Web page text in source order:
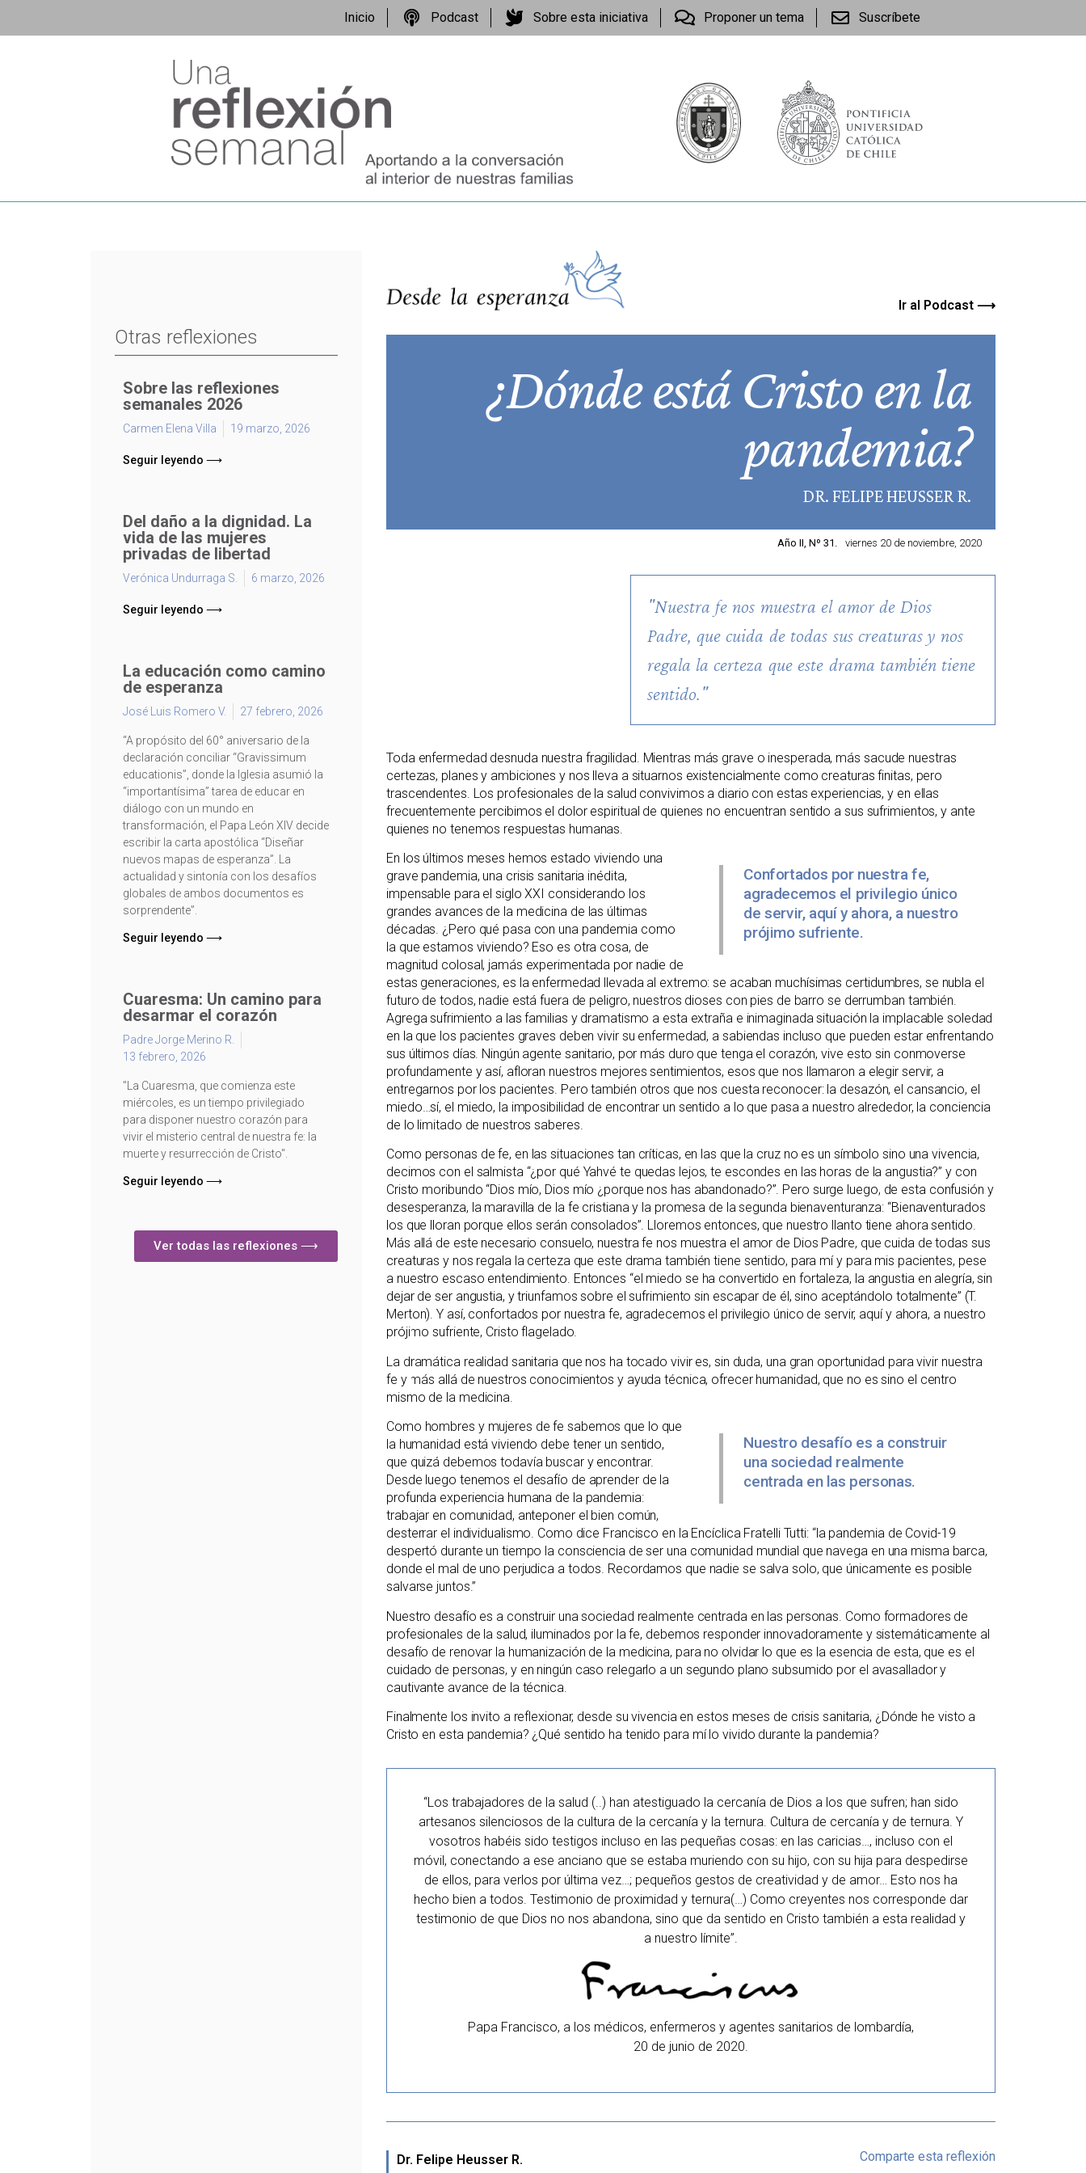
Inicio Podcast Sobre esta iniciativa Proponer un tema Suscríbete
Otras reflexiones
Sobre las reflexiones
semanales 2026
Carmen Elena Villa 19 marzo, 2026
Seguir leyendo ⟶
Del daño a la dignidad. La
vida de las mujeres
privadas de libertad
Verónica Undurraga S. 6 marzo, 2026
Seguir leyendo ⟶
La educación como camino
de esperanza
José Luis Romero V. 27 febrero, 2026
“A propósito del 60° aniversario de la
declaración conciliar “Gravissimum
educationis”, donde la Iglesia asumió la
“importantísima” tarea de educar en
diálogo con un mundo en
transformación, el Papa León XIV decide
escribir la carta apostólica “Diseñar
nuevos mapas de esperanza”. La
actualidad y sintonía con los desafíos
globales de ambos documentos es
sorprendente”.
Seguir leyendo ⟶
Cuaresma: Un camino para
desarmar el corazón
Padre Jorge Merino R.
13 febrero, 2026
"La Cuaresma, que comienza este
miércoles, es un tiempo privilegiado
para disponer nuestro corazón para
vivir el misterio central de nuestra fe: la
muerte y resurrección de Cristo".
Seguir leyendo ⟶
Ver todas las reflexiones ⟶
Ir al Podcast ⟶
¿Dónde está Cristo en la
pandemia?
DR. FELIPE HEUSSER R.
Año II, Nº 31. viernes 20 de noviembre, 2020
"Nuestra fe nos muestra el amor de Dios
Padre, que cuida de todas sus creaturas y nos
regala la certeza que este drama también tiene
sentido."
Toda enfermedad desnuda nuestra fragilidad. Mientras más grave o inesperada, más sacude nuestras
certezas, planes y ambiciones y nos lleva a situarnos existencialmente como creaturas finitas, pero
trascendentes. Los profesionales de la salud convivimos a diario con estas experiencias, y en ellas
frecuentemente percibimos el dolor espiritual de quienes no encuentran sentido a sus sufrimientos, y ante
quienes no tenemos respuestas humanas.
Confortados por nuestra fe,
agradecemos el privilegio único
de servir, aquí y ahora, a nuestro
prójimo sufriente.
En los últimos meses hemos estado viviendo una
grave pandemia, una crisis sanitaria inédita,
impensable para el siglo XXI considerando los
grandes avances de la medicina de las últimas
décadas. ¿Pero qué pasa con una pandemia como
la que estamos viviendo? Eso es otra cosa, de
magnitud colosal, jamás experimentada por nadie de
estas generaciones, es la enfermedad llevada al extremo: se acaban muchísimas certidumbres, se nubla el
futuro de todos, nadie está fuera de peligro, nuestros dioses con pies de barro se derrumban también.
Agrega sufrimiento a las familias y dramatismo a esta extraña e inimaginada situación la implacable soledad
en la que los pacientes graves deben vivir su enfermedad, a sabiendas incluso que pueden estar enfrentando
sus últimos días. Ningún agente sanitario, por más duro que tenga el corazón, vive esto sin conmoverse
profundamente y así, afloran nuestros mejores sentimientos, esos que nos llamaron a elegir servir, a
entregarnos por los pacientes. Pero también otros que nos cuesta reconocer: la desazón, el cansancio, el
miedo…sí, el miedo, la imposibilidad de encontrar un sentido a lo que pasa a nuestro alrededor, la conciencia
de lo limitado de nuestros saberes.
Como personas de fe, en las situaciones tan críticas, en las que la cruz no es un símbolo sino una vivencia,
decimos con el salmista “¿por qué Yahvé te quedas lejos, te escondes en las horas de la angustia?” y con
Cristo moribundo “Dios mío, Dios mío ¿porque nos has abandonado?”. Pero surge luego, de esta confusión y
desesperanza, la maravilla de la fe cristiana y la promesa de la segunda bienaventuranza: “Bienaventurados
los que lloran porque ellos serán consolados”. Lloremos entonces, que nuestro llanto tiene ahora sentido.
Más allá de este necesario consuelo, nuestra fe nos muestra el amor de Dios Padre, que cuida de todas sus
creaturas y nos regala la certeza que este drama también tiene sentido, para mí y para mis pacientes, pese
a nuestro escaso entendimiento. Entonces “el miedo se ha convertido en fortaleza, la angustia en alegría, sin
dejar de ser angustia, y triunfamos sobre el sufrimiento sin escapar de él, sino aceptándolo totalmente” (T.
Merton). Y así, confortados por nuestra fe, agradecemos el privilegio único de servir, aquí y ahora, a nuestro
prójimo sufriente, Cristo flagelado.
La dramática realidad sanitaria que nos ha tocado vivir es, sin duda, una gran oportunidad para vivir nuestra
fe y más allá de nuestros conocimientos y ayuda técnica, ofrecer humanidad, que no es sino el centro
mismo de la medicina.
Nuestro desafío es a construir
una sociedad realmente
centrada en las personas.
Como hombres y mujeres de fe sabemos que lo que
la humanidad está viviendo debe tener un sentido,
que quizá debemos todavía buscar y encontrar.
Desde luego tenemos el desafío de aprender de la
profunda experiencia humana de la pandemia:
trabajar en comunidad, anteponer el bien común,
desterrar el individualismo. Como dice Francisco en la Encíclica Fratelli Tutti: “la pandemia de Covid-19
despertó durante un tiempo la consciencia de ser una comunidad mundial que navega en una misma barca,
donde el mal de uno perjudica a todos. Recordamos que nadie se salva solo, que únicamente es posible
salvarse juntos.”
Nuestro desafío es a construir una sociedad realmente centrada en las personas. Como formadores de
profesionales de la salud, iluminados por la fe, debemos responder innovadoramente y sistemáticamente al
desafío de renovar la humanización de la medicina, para no olvidar lo que es la esencia de esta, que es el
cuidado de personas, y en ningún caso relegarlo a un segundo plano subsumido por el avasallador y
cautivante avance de la técnica.
Finalmente los invito a reflexionar, desde su vivencia en estos meses de crisis sanitaria, ¿Dónde he visto a
Cristo en esta pandemia? ¿Qué sentido ha tenido para mí lo vivido durante la pandemia?
“Los trabajadores de la salud (..) han atestiguado la cercanía de Dios a los que sufren; han sido
artesanos silenciosos de la cultura de la cercanía y la ternura. Cultura de cercanía y de ternura. Y
vosotros habéis sido testigos incluso en las pequeñas cosas: en las caricias…, incluso con el
móvil, conectando a ese anciano que se estaba muriendo con su hijo, con su hija para despedirse
de ellos, para verlos por última vez…; pequeños gestos de creatividad y de amor… Esto nos ha
hecho bien a todos. Testimonio de proximidad y ternura(…) Como creyentes nos corresponde dar
testimonio de que Dios no nos abandona, sino que da sentido en Cristo también a esta realidad y
a nuestro límite”.
Papa Francisco, a los médicos, enfermeros y agentes sanitarios de lombardía,
20 de junio de 2020.
Dr. Felipe Heusser R.
Comparte esta reflexión